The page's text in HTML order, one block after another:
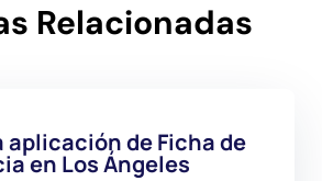
Relacionadas
aplicación de Ficha de
en Los Ángeles